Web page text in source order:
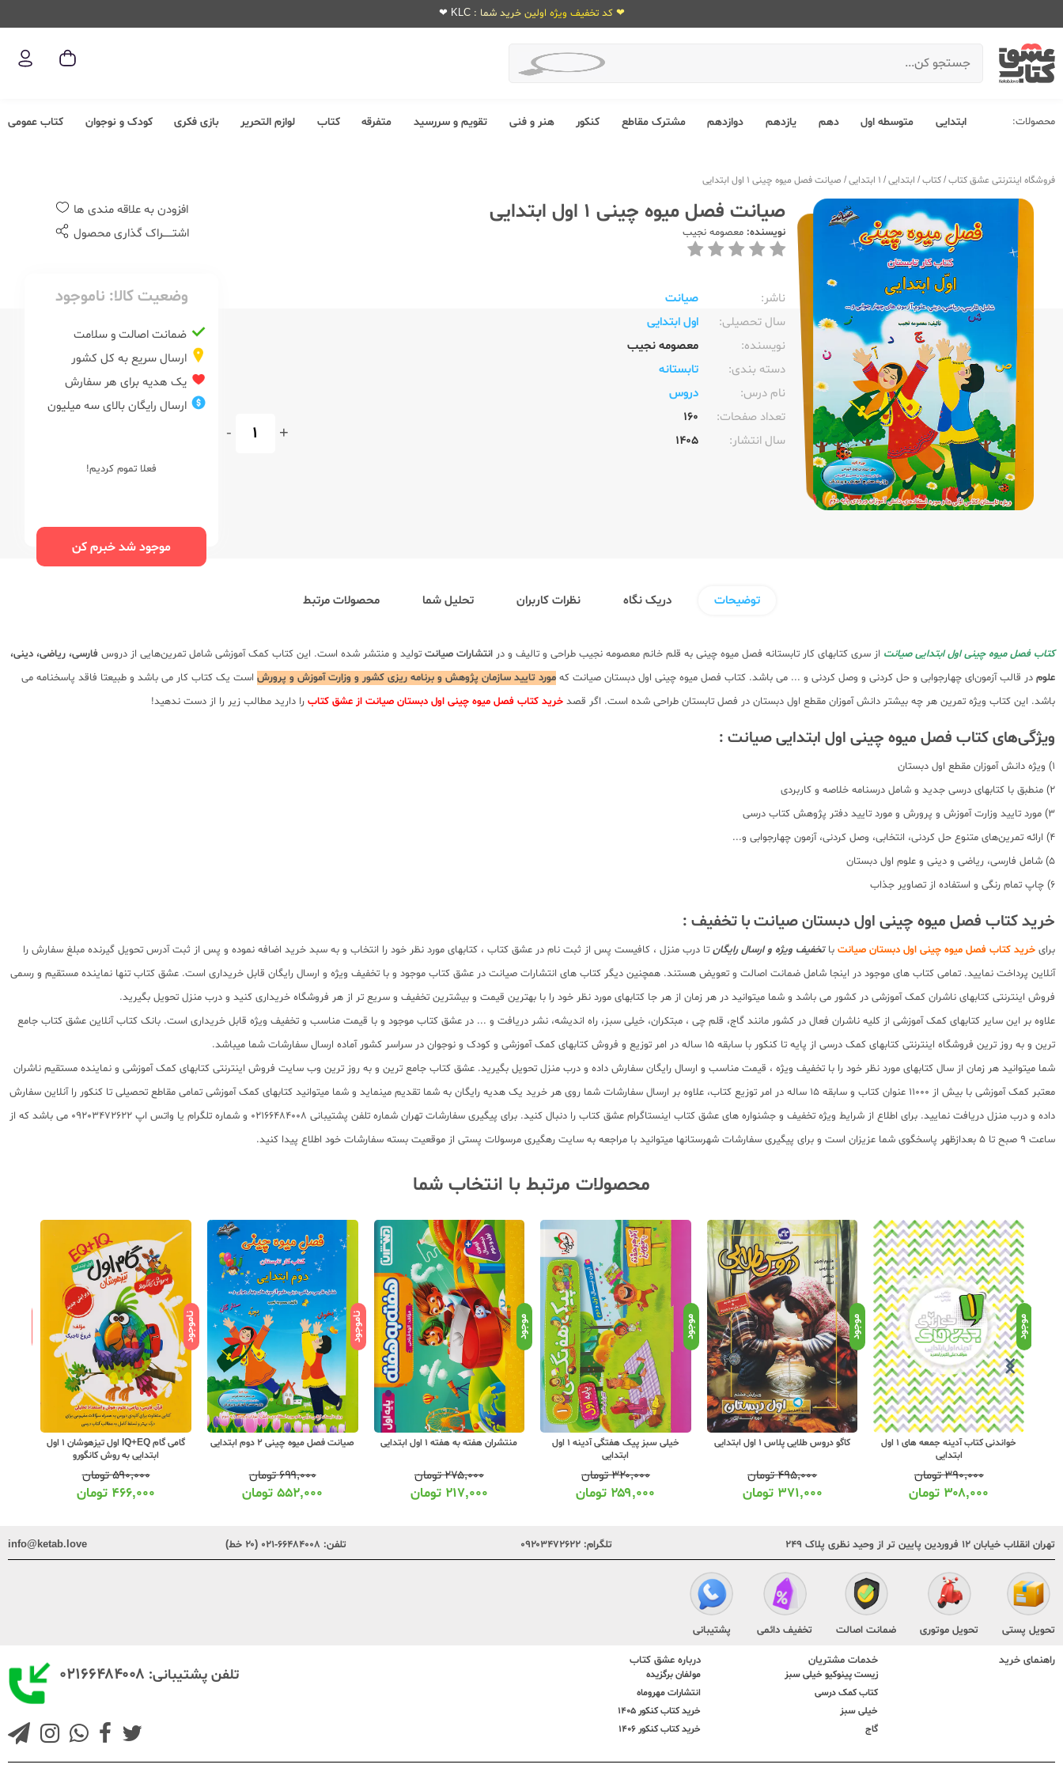
❤ کد تخفیف ویژه اولین خرید شما : KLC ❤
محصولات: ابتدایی متوسطه اول دهم یازدهم دوازدهم مشترک مقاطع کنکور هنر و فنی تقویم و سررسید متفرقه کتاب لوازم التحریر بازی فکری کودک و نوجوان کتاب عمومی
فروشگاه اینترنتی عشق کتاب/کتاب/ ابتدایی/ 1 ابتدایی / صیانت فصل میوه چینی 1 اول ابتدایی
صیانت فصل میوه چینی 1 اول ابتدایی
نویسنده: معصومه نجیب
ناشر:‌
صیانت
سال تحصیلی:‌
اول ابتدایی
نویسنده:‌
معصومه نجیب
دسته بندی:
تابستانه
نام درس:
دروس
تعداد صفحات:‌
160
سال انتشار:‌
1405
+
-
افزودن به علاقه مندی ها
اشتــــــراک گذاری محصول
وضعیت کالا: ناموجود
ضمانت اصالت و سلامت
ارسال سریع به کل کشور
یک هدیه برای هر سفارش
ارسال رایگان بالای سه میلیون
فعلا تموم کردیم!
موجود شد خبرم کن
توضیحات دریک نگاه نظرات کاربران تحلیل شما محصولات مرتبط
کتاب فصل میوه چینی اول ابتدایی صیانت از سری کتابهای کار تابستانه فصل میوه چینی به قلم خانم معصومه نجیب طراحی و تالیف و در انتشارات صیانت تولید و منتشر شده است. این کتاب کمک آموزشی شامل تمرین‌هایی از دروس فارسی، ریاضی، دینی،
علوم در قالب آزمون‌ای چهارجوابی و حل کردنی و وصل کردنی و ... می باشد. کتاب فصل میوه چینی اول دبستان صیانت که مورد تایید سازمان پژوهش و برنامه ریزی کشور و وزارت آموزش و پرورش است یک کتاب کار می باشد و طبیعتا فاقد پاسخنامه می
باشد. این کتاب ویژه تمرین هر چه بیشتر دانش آموزان مقطع اول دبستان در فصل تابستان طراحی شده است. اگر قصد خرید کتاب فصل میوه چینی اول دبستان صیانت از عشق کتاب را دارید مطالب زیر را از دست ندهید!
ویژگی‌های کتاب فصل میوه چینی اول ابتدایی صیانت :
1) ویژه دانش آموزان مقطع اول دبستان
2) منطبق با کتابهای درسی جدید و شامل درسنامه خلاصه و کاربردی
3) مورد تایید وزارت آموزش و پرورش و مورد تایید دفتر پژوهش کتاب درسی
4) ارائه تمرین‌های متنوع حل کردنی، انتخابی، وصل کردنی، آزمون چهارجوابی و...
5) شامل فارسی، ریاضی و دینی و علوم اول دبستان
6) چاپ تمام رنگی و استفاده از تصاویر جذاب
خرید کتاب فصل میوه چینی اول دبستان صیانت با تخفیف :
برای خرید کتاب فصل میوه چینی اول دبستان صیانت باتخفیف ویژه و ارسال رایگان تا درب منزل ، کافیست پس از ثبت نام در عشق کتاب ، کتابهای مورد نظر خود را انتخاب و به سبد خرید اضافه نموده و پس از ثبت آدرس تحویل گیرنده مبلغ سفارش را
آنلاین پرداخت نمایید. تمامی کتاب های موجود در اینجا شامل ضمانت اصالت و تعویض هستند. همچنین دیگر کتاب های انتشارات صیانت در عشق کتاب موجود و با تخفیف ویژه و ارسال رایگان قابل خریداری است. عشق کتاب تنها نماینده مستقیم و رسمی
فروش اینترنتی کتابهای ناشران کمک آموزشی در کشور می باشد و شما میتوانید در هر زمان از هر جا کتابهای مورد نظر خود را با بهترین قیمت و بیشترین تخفیف و سریع تر از هر فروشگاه خریداری کنید و درب منزل تحویل بگیرید.
علاوه بر این سایر کتابهای کمک آموزشی از کلیه ناشران فعال در کشور مانند گاج، قلم چی ، مبتکران، خیلی سبز، راه اندیشه، نشر دریافت و ... در عشق کتاب موجود و با قیمت مناسب و تخفیف ویژه قابل خریداری است. بانک کتاب آنلاین عشق کتاب جامع
ترین و به روز ترین فروشگاه اینترنتی کتابهای کمک درسی از پایه تا کنکور با سابقه 15 ساله در امر توزیع و فروش کتابهای کمک آموزشی و کودک و نوجوان در سراسر کشور آماده ارسال سفارشات شما میباشد.
شما میتوانید هر زمان از سال کتابهای مورد نظر خود را با تخفیف ویژه ، قیمت مناسب و ارسال رایگان سفارش داده و درب منزل تحویل بگیرید. عشق کتاب جامع ترین و به روز ترین وب سایت فروش اینترنتی کتابهای کمک آموزشی و نماینده مستقیم ناشران
معتبر کمک آموزشی با بیش از 11000 عنوان کتاب و سابقه 15 ساله در امر توزیع کتاب، علاوه بر ارسال سفارشات شما روی هر خرید یک هدیه رایگان به شما تقدیم مینماید و شما میتوانید کتابهای کمک آموزشی تمامی مقاطع تحصیلی تا کنکور را آنلاین سفارش
داده و درب منزل دریافت نمایید. برای اطلاع از شرایط ویژه تخفیف و جشنواره های عشق کتاب اینستاگرام عشق کتاب را دنبال کنید. برای پیگیری سفارشات تهران شماره تلفن پشتیبانی 02166484008 و شماره تلگرام یا واتس اپ 09203472622 می باشد که از
ساعت 9 صبح تا 5 بعدازظهر پاسخگوی شما عزیزان است و برای پیگیری سفارشات شهرستانها میتوانید با مراجعه به سایت رهگیری مرسولات پستی از موقعیت بسته سفارشات خود اطلاع پیدا کنید.
محصولات مرتبط با انتخاب شما
موجود
خواندنی کتاب آدینه جمعه های 1 اول
ابتدایی
۳۹۰,۰۰۰تومان
۳۰۸,۰۰۰ تومان
موجود
کاگو دروس طلایی پلاس 1 اول ابتدایی
۴۹۵,۰۰۰تومان
۳۷۱,۰۰۰ تومان
موجود
خیلی سبز پیک هفتگی آدینه 1 اول
ابتدایی
۳۲۰,۰۰۰تومان
۲۵۹,۰۰۰ تومان
موجود
منتشران هفته به هفته 1 اول ابتدایی
۲۷۵,۰۰۰تومان
۲۱۷,۰۰۰ تومان
ناموجود
صیانت فصل میوه چینی 2 دوم ابتدایی
۶۹۹,۰۰۰تومان
۵۵۲,۰۰۰تومان
ناموجود
گامی گام IQ+EQ اول تیزهوشان 1 اول
ابتدایی به روش کانگورو
۵۹۰,۰۰۰تومان
۴۶۶,۰۰۰ تومان
تهران انقلاب خیابان ۱۲ فروردین پایین تر از وحید نظری پلاک ۲۴۹ تلگرام: ۰۹۲۰۳۴۷۲۶۲۲ تلفن: ۶۶۴۸۴۰۰۸-۰۲۱ (۲۰ خط) info@ketab.love
تحویل پستی تحویل موتوری ضمانت اصالت تخفیف دائمی پشتیبانی
راهنمای خرید خدمات مشتریان
زیست پینوکیو خیلی سبز
کتاب کمک درسی
خیلی سبز
گاج
درباره عشق کتاب
مولفان برگزیده
انتشارات مهروماه
خرید کتاب کنکور 1405
خرید کتاب کنکور 1406
تلفن پشتیبانی: ۰۲۱۶۶۴۸۴۰۰۸